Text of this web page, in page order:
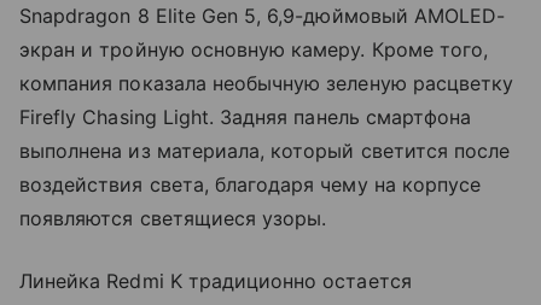
Snapdragon 8 Elite Gen 5, 6,9-дюймовый AMOLED-
экран и тройную основную камеру. Кроме того,
компания показала необычную зеленую расцветку
Firefly Chasing Light. Задняя панель смартфона
выполнена из материала, который светится после
воздействия света, благодаря чему на корпусе
появляются светящиеся узоры.
Линейка Redmi K традиционно остается